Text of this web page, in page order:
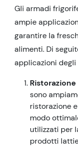
Gli armadi
ampie
garantire la
alimenti. Di
applicazioni
sono
ristorazione
modo
utilizzati per
prodotti